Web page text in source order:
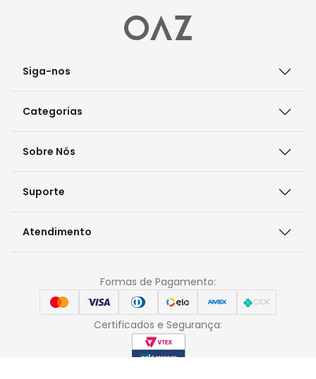
Siga-nos
Categorias
Sobre Nós
Suporte
Atendimento
Formas de Pagamento:
Certificados e Segurança: